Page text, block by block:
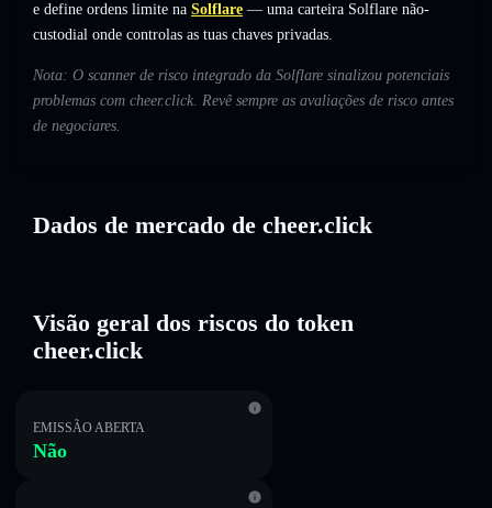
e define ordens limite na Solflare — uma carteira Solflare não-
custodial onde controlas as tuas chaves privadas.
Nota: O scanner de risco integrado da Solflare sinalizou potenciais
problemas com cheer.click. Revê sempre as avaliações de risco antes
de negociares.
Dados de mercado de cheer.click
Visão geral dos riscos do token
cheer.click
EMISSÃO ABERTA
Não